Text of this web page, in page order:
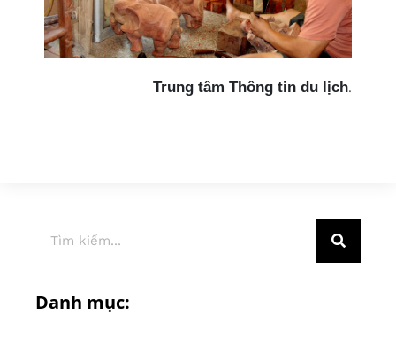
Trung tâm Thông tin du lịch.
Danh mục: